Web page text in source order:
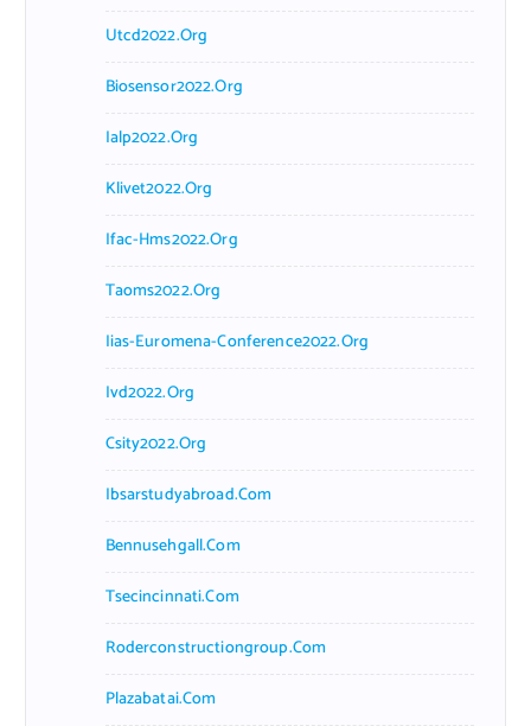
Utcd2022.org
Biosensor2022.org
Ialp2022.org
Klivet2022.org
Ifac-Hms2022.org
Taoms2022.org
Iias-Euromena-Conference2022.org
Ivd2022.org
Csity2022.org
Ibsarstudyabroad.com
Bennusehgall.com
Tsecincinnati.com
Roderconstructiongroup.com
Plazabatai.com